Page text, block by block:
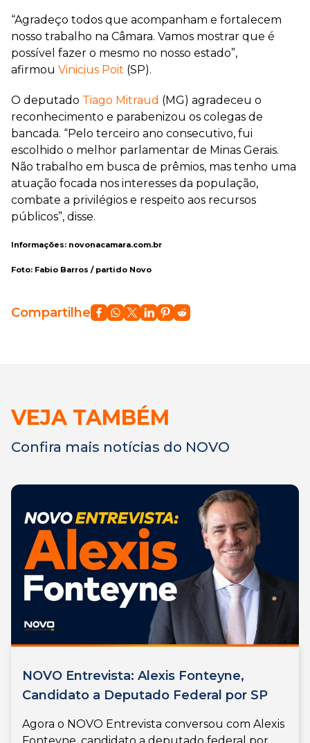
“Agradeço todos que acompanham e fortalecem
nosso trabalho na Câmara. Vamos mostrar que é
possível fazer o mesmo no nosso estado”,
afirmou Vinicius Poit (SP).
O deputado Tiago Mitraud (MG) agradeceu o
reconhecimento e parabenizou os colegas de
bancada. “Pelo terceiro ano consecutivo, fui
escolhido o melhor parlamentar de Minas Gerais.
Não trabalho em busca de prêmios, mas tenho uma
atuação focada nos interesses da população,
combate a privilégios e respeito aos recursos
públicos”, disse.
Informações: novonacamara.com.br
Foto: Fabio Barros / partido Novo
Compartilhe
VEJA TAMBÉM
Confira mais notícias do NOVO
NOVO Entrevista: Alexis Fonteyne,
Candidato a Deputado Federal por SP
Agora o NOVO Entrevista conversou com Alexis